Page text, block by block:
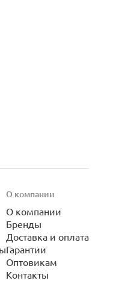
О компании
О компании
Бренды
Доставка и оплата
Гарантии
Оптовикам
Контакты